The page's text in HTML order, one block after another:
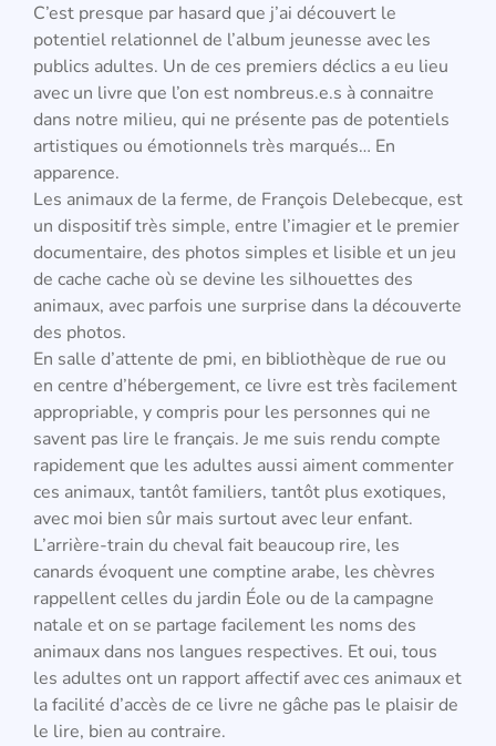
C’est presque par hasard que j’ai découvert le
potentiel relationnel de l’album jeunesse avec les
publics adultes. Un de ces premiers déclics a eu lieu
avec un livre que l’on est nombreus.e.s à connaitre
dans notre milieu, qui ne présente pas de potentiels
artistiques ou émotionnels très marqués… En
apparence.
Les animaux de la ferme, de François Delebecque, est
un dispositif très simple, entre l’imagier et le premier
documentaire, des photos simples et lisible et un jeu
de cache cache où se devine les silhouettes des
animaux, avec parfois une surprise dans la découverte
des photos.
En salle d’attente de pmi, en bibliothèque de rue ou
en centre d’hébergement, ce livre est très facilement
appropriable, y compris pour les personnes qui ne
savent pas lire le français. Je me suis rendu compte
rapidement que les adultes aussi aiment commenter
ces animaux, tantôt familiers, tantôt plus exotiques,
avec moi bien sûr mais surtout avec leur enfant.
L’arrière-train du cheval fait beaucoup rire, les
canards évoquent une comptine arabe, les chèvres
rappellent celles du jardin Éole ou de la campagne
natale et on se partage facilement les noms des
animaux dans nos langues respectives. Et oui, tous
les adultes ont un rapport affectif avec ces animaux et
la facilité d’accès de ce livre ne gâche pas le plaisir de
le lire, bien au contraire.